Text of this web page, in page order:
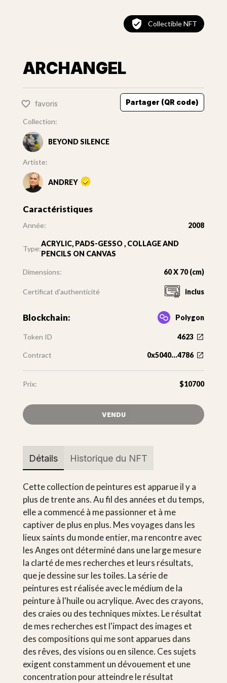
Collectible NFT
ARCHANGEL
favoris Partager (QR code)
Collection:
BEYOND SILENCE
Artiste:
ANDREY
Caractéristiques
Année: 2008
Type:
ACRYLIC, PADS-GESSO , COLLAGE AND
PENCILS ON CANVAS
Dimensions: 60 X 70 (cm)
Certificat d'authenticité inclus
Blockchain: Polygon
Token ID 4623
Contract 0x5040...4786
Prix: $10700
VENDU
Détails Historique du NFT
Cette collection de peintures est apparue il y a
plus de trente ans. Au fil des années et du temps,
elle a commencé à me passionner et à me
captiver de plus en plus. Mes voyages dans les
lieux saints du monde entier, ma rencontre avec
les Anges ont déterminé dans une large mesure
la clarté de mes recherches et leurs résultats,
que je dessine sur les toiles. La série de
peintures est réalisée avec le médium de la
peinture à l'huile ou acrylique. Avec des crayons,
des craies ou des techniques mixtes. Le résultat
de mes recherches est l'impact des images et
des compositions qui me sont apparues dans
des rêves, des visions ou en silence. Ces sujets
exigent constamment un dévouement et une
concentration pour atteindre le résultat